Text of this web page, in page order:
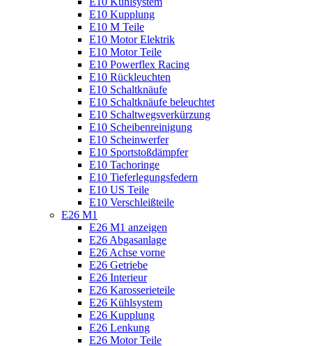
E10 Kupplung
E10 M Teile
E10 Motor Elektrik
E10 Motor Teile
E10 Powerflex Racing
E10 Rückleuchten
E10 Schaltknäufe
E10 Schaltknäufe beleuchtet
E10 Schaltwegsverkürzung
E10 Scheibenreinigung
E10 Scheinwerfer
E10 Sportstoßdämpfer
E10 Tachoringe
E10 Tieferlegungsfedern
E10 US Teile
E10 Verschleißteile
E26 M1
E26 M1 anzeigen
E26 Abgasanlage
E26 Achse vorne
E26 Getriebe
E26 Interieur
E26 Karosserieteile
E26 Kühlsystem
E26 Kupplung
E26 Lenkung
E26 Motor Teile